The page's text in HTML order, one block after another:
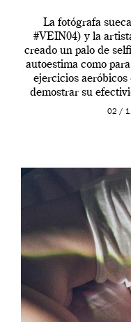
La fotógrafa
#VEIN04) y la
creado un palo de
autoestima como
ejercicios
demostrar su
02 /